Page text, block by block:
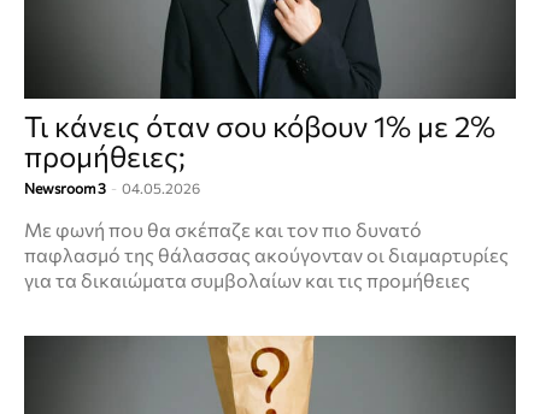
Τι κάνεις όταν σου κόβουν 1% με 2%
προμήθειες;
Newsroom 3 - 04.05.2026
Με φωνή που θα σκέπαζε και τον πιο δυνατό
παφλασμό της θάλασσας ακούγονταν οι διαμαρτυρίες
για τα δικαιώματα συμβολαίων και τις προμήθειες